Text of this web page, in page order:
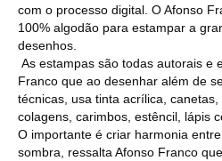
com o processo digital. O Afonso
100% algodão para estampar a
desenhos.
As estampas são todas autorais e
Franco que ao desenhar além de
técnicas, usa tinta acrílica, canetas,
colagens, carimbos, estêncil, lápis
O importante é criar harmonia
sombra, ressalta Afonso Franco